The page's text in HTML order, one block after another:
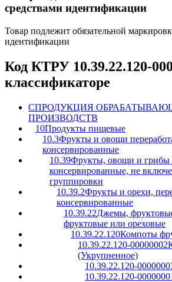
средствами идентификации
Товар подлежит обязательной
идентификации
Код КТРУ 10.39.22.120-
классификаторе
CПРОДУКЦИЯ
ПРОИЗВОДСТВ
10Продукты пищевые
10.3Фрукты и овощи
консервированные
10.39Фрукты, овощи и грибы
консервированные, не
группировки
10.39.2Фрукты и орехи,
консервированные
10.39.22Джемы,
фруктовые или ореховые
10.39.22.120Компоты
10.39.22.120-00000002
(Укрупненное)
10.39.22.120-
10.39.22.120-